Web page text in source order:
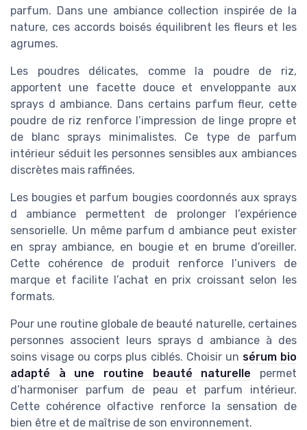
parfum. Dans une ambiance collection inspirée de la
nature, ces accords boisés équilibrent les fleurs et les
agrumes.
Les poudres délicates, comme la poudre de riz,
apportent une facette douce et enveloppante aux
sprays d ambiance. Dans certains parfum fleur, cette
poudre de riz renforce l’impression de linge propre et
de blanc sprays minimalistes. Ce type de parfum
intérieur séduit les personnes sensibles aux ambiances
discrètes mais raffinées.
Les bougies et parfum bougies coordonnés aux sprays
d ambiance permettent de prolonger l’expérience
sensorielle. Un même parfum d ambiance peut exister
en spray ambiance, en bougie et en brume d’oreiller.
Cette cohérence de produit renforce l’univers de
marque et facilite l’achat en prix croissant selon les
formats.
Pour une routine globale de beauté naturelle, certaines
personnes associent leurs sprays d ambiance à des
soins visage ou corps plus ciblés. Choisir un sérum bio
adapté à une routine beauté naturelle permet
d’harmoniser parfum de peau et parfum intérieur.
Cette cohérence olfactive renforce la sensation de
bien être et de maîtrise de son environnement.